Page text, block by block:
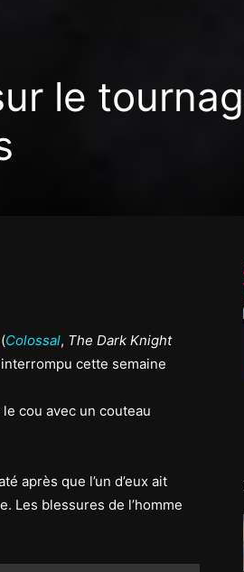
le
(Colossal, The Dark Knight
cette semaine
cou avec un couteau
après que l’un d’eux ait
Les blessures de l’homme